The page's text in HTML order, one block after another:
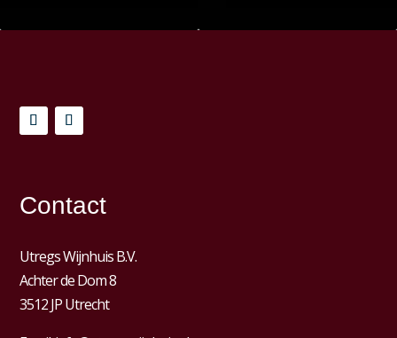
Contact
Utregs Wijnhuis B.V.
Achter de Dom 8
3512 JP Utrecht